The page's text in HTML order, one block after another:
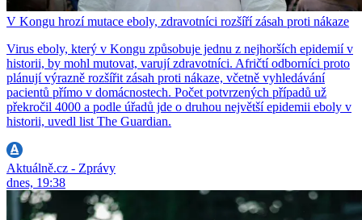
V Kongu hrozí mutace eboly, zdravotníci rozšíří zásah proti nákaze
Virus eboly, který v Kongu způsobuje jednu z nejhorších epidemií v
historii, by mohl mutovat, varují zdravotníci. Afričtí odborníci proto
plánují výrazně rozšířit zásah proti nákaze, včetně vyhledávání
pacientů přímo v domácnostech. Počet potvrzených případů už
překročil 4000 a podle úřadů jde o druhou největší epidemii eboly v
historii, uvedl list The Guardian.
Aktuálně.cz - Zprávy
dnes, 19:38